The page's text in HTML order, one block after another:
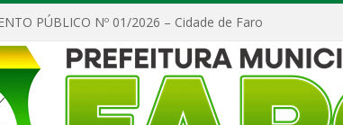
PÚBLICO Nº 01/2026 – Cidade de Faro